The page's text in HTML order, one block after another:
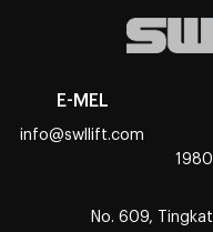
E-MEL
info@swllift.com
No. 609,